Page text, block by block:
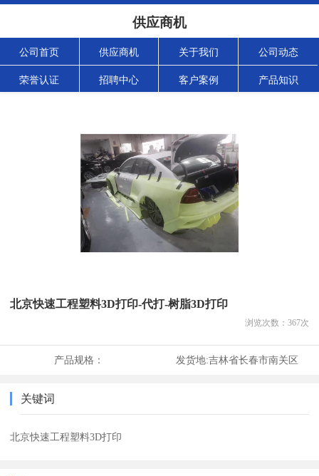
供应商机
公司首页 供应商机 关于我们 公司动态
荣誉认证 招聘中心 客户案例 产品知识
北京快速工程塑料3D打印-代打-树脂3D打印
浏览次数： 367次
产品规格： 发货地:吉林省长春市南关区
关键词
北京快速工程塑料3D打印